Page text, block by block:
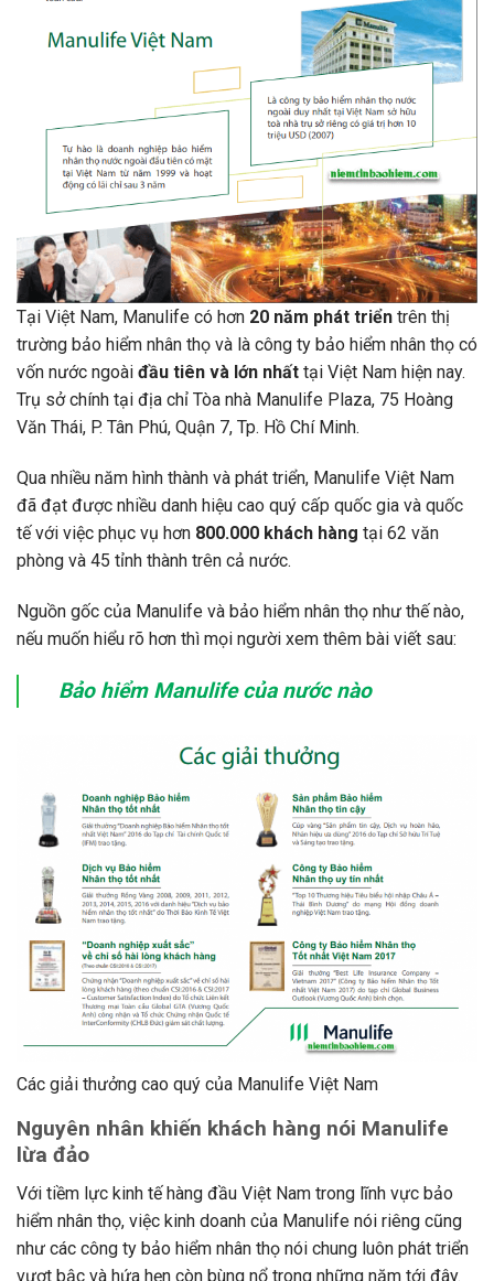
Tại Việt Nam, Manulife có hơn 20 năm phát triển trên thị
trường bảo hiểm nhân thọ và là công ty bảo hiểm nhân thọ có
vốn nước ngoài đầu tiên và lớn nhất tại Việt Nam hiện nay.
Trụ sở chính tại địa chỉ Tòa nhà Manulife Plaza, 75 Hoàng
Văn Thái, P. Tân Phú, Quận 7, Tp. Hồ Chí Minh.
Qua nhiều năm hình thành và phát triển, Manulife Việt Nam
đã đạt được nhiều danh hiệu cao quý cấp quốc gia và quốc
tế với việc phục vụ hơn 800.000 khách hàng tại 62 văn
phòng và 45 tỉnh thành trên cả nước.
Nguồn gốc của Manulife và bảo hiểm nhân thọ như thế nào,
nếu muốn hiểu rõ hơn thì mọi người xem thêm bài viết sau:
Bảo hiểm Manulife của nước nào
Các giải thưởng cao quý của Manulife Việt Nam
Nguyên nhân khiến khách hàng nói Manulife
lừa đảo
Với tiềm lực kinh tế hàng đầu Việt Nam trong lĩnh vực bảo
hiểm nhân thọ, việc kinh doanh của Manulife nói riêng cũng
như các công ty bảo hiểm nhân thọ nói chung luôn phát triển
vượt bậc và hứa hẹn còn bùng nổ trong những năm tới đây.